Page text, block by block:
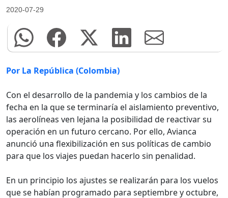
2020-07-29
Por La República (Colombia)
Con el desarrollo de la pandemia y los cambios de la
fecha en la que se terminaría el aislamiento preventivo,
las aerolíneas ven lejana la posibilidad de reactivar su
operación en un futuro cercano. Por ello, Avianca
anunció una flexibilización en sus políticas de cambio
para que los viajes puedan hacerlo sin penalidad.
En un principio los ajustes se realizarán para los vuelos
que se habían programado para septiembre y octubre,